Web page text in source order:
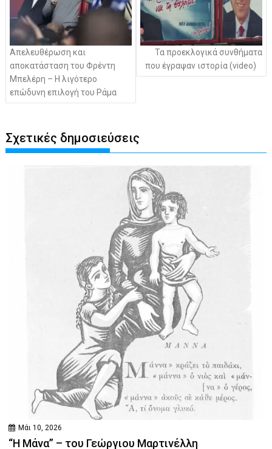
Απελευθέρωση και
αποκατάσταση του Φρέντη
Μπελέρη – Η λιγότερο
επώδυνη επιλογή του Ράμα
Τα προεκλογικά συνθήματα
που έγραψαν ιστορία (video)
Σχετικές δημοσιεύσεις
Μάι 10, 2026
“Η Μάνα” – του Γεώργιου Μαρτινέλλη